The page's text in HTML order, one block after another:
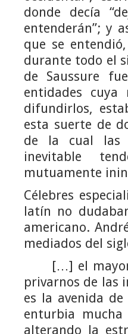
donde decía
entenderán”; y
que se
durante todo el
de Saussure
entidades
difundirlos,
esta suerte de
de la cual las
inevitable
mutuamente
Célebres
latín no
americano.
mediados del
[…] el mayor
privarnos de las
es la avenida
enturbia
alterando la